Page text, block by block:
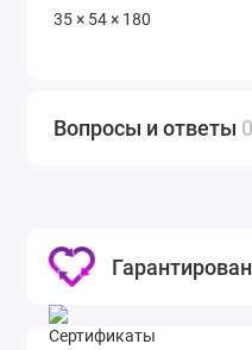
35 × 54 × 180
Вопросы и ответы 0